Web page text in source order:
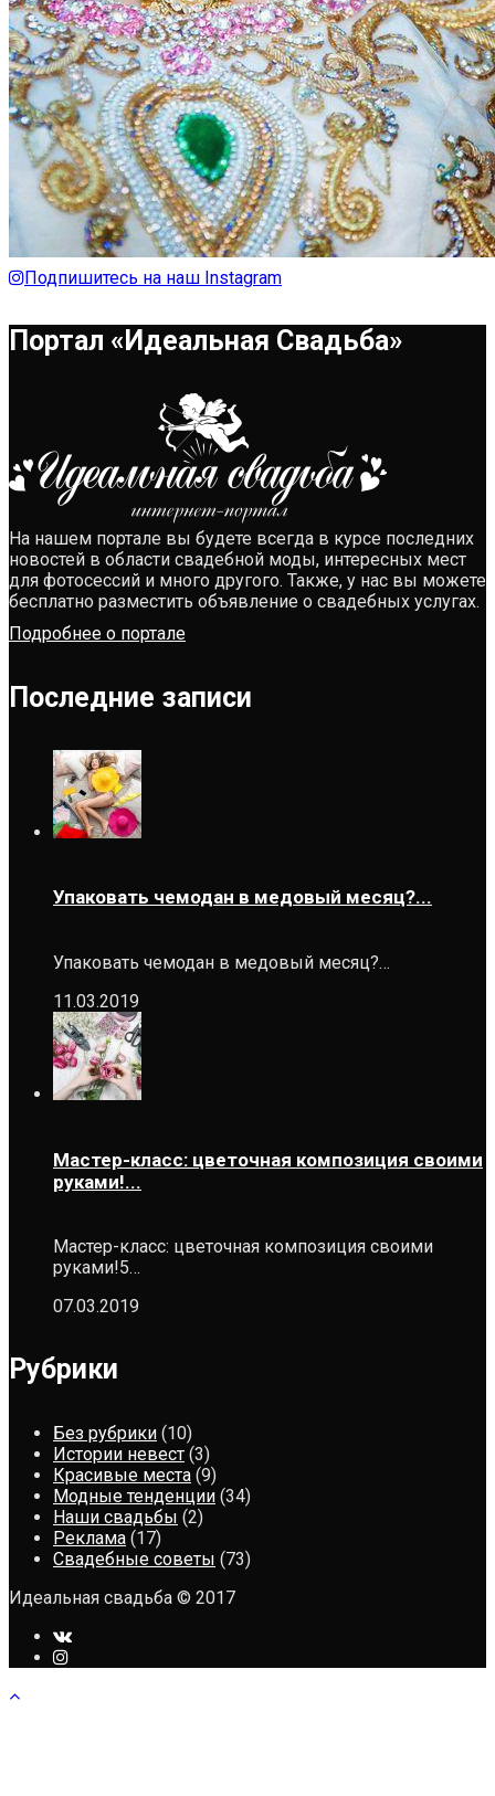
Подпишитесь на наш Instagram
Портал «Идеальная Свадьба»
На нашем портале вы будете всегда в курсе последних
новостей в области свадебной моды, интересных мест
для фотосессий и много другого. Также, у нас вы можете
бесплатно разместить объявление о свадебных услугах.
Подробнее о портале
Последние записи
Упаковать чемодан в медовый месяц?...
Упаковать чемодан в медовый месяц?…
11.03.2019
Мастер-класс: цветочная композиция своими
руками!...
Мастер-класс: цветочная композиция своими
руками!5…
07.03.2019
Рубрики
Без рубрики (10)
Истории невест (3)
Красивые места (9)
Модные тенденции (34)
Наши свадьбы (2)
Реклама (17)
Свадебные советы (73)
Идеальная свадьба © 2017